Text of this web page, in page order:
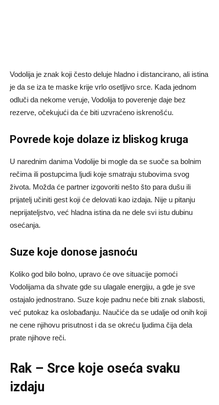
Vodolija je znak koji često deluje hladno i distancirano, ali istina
je da se iza te maske krije vrlo osetljivo srce. Kada jednom
odluči da nekome veruje, Vodolija to poverenje daje bez
rezerve, očekujući da će biti uzvraćeno iskrenošću.
Povrede koje dolaze iz bliskog kruga
U narednim danima Vodolije bi mogle da se suoče sa bolnim
rečima ili postupcima ljudi koje smatraju stubovima svog
života. Možda će partner izgovoriti nešto što para dušu ili
prijatelj učiniti gest koji će delovati kao izdaja. Nije u pitanju
neprijateljstvo, već hladna istina da ne dele svi istu dubinu
osećanja.
Suze koje donose jasnoću
Koliko god bilo bolno, upravo će ove situacije pomoći
Vodolijama da shvate gde su ulagale energiju, a gde je sve
ostajalo jednostrano. Suze koje padnu neće biti znak slabosti,
već putokaz ka oslobađanju. Naučiće da se udalje od onih koji
ne cene njihovu prisutnost i da se okreću ljudima čija dela
prate njihove reči.
Rak – Srce koje oseća svaku
izdaju